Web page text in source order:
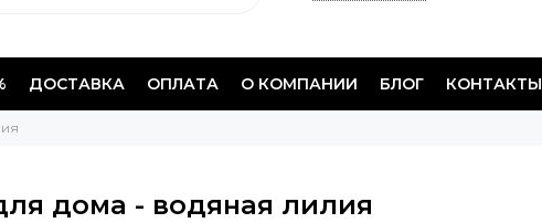
ДОСТАВКА ОПЛАТА О КОМПАНИИ БЛОГ КОНТАКТЫ
дома - водяная лилия